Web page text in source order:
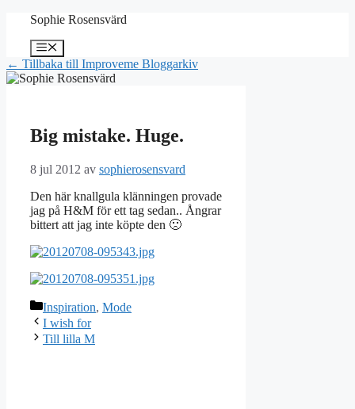
Hoppa
innehåll
Sophie Rosensvärd
Meny
← Tillbaka till Improveme Bloggarkiv
Big mistake. Huge.
8 jul 2012 av sophierosensvard
Den här knallgula klänningen provade
jag på H&M för ett tag sedan.. Ångrar
bittert att jag inte köpte den 🙁
Kategorier
Inspiration, Mode
I wish for
Till lilla M